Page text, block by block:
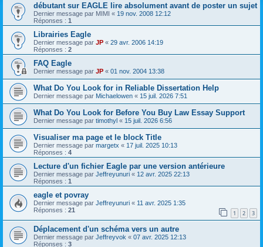
débutant sur EAGLE lire absolument avant de poster un sujet
Dernier message par MIMI « 19 nov. 2008 12:12
Réponses : 1
Librairies Eagle
Dernier message par JP « 29 avr. 2006 14:19
Réponses : 2
FAQ Eagle
Dernier message par JP « 01 nov. 2004 13:38
What Do You Look for in Reliable Dissertation Help
Dernier message par Michaelowen « 15 juil. 2026 7:51
What Do You Look for Before You Buy Law Essay Support
Dernier message par timothyl « 15 juil. 2026 6:56
Visualiser ma page et le block Title
Dernier message par margetx « 17 juil. 2025 10:13
Réponses : 4
Lecture d'un fichier Eagle par une version antérieure
Dernier message par Jeffreyunuri « 12 avr. 2025 22:13
Réponses : 1
eagle et povray
Dernier message par Jeffreyunuri « 11 avr. 2025 1:35
Réponses : 21 1 2 3
Déplacement d'un schéma vers un autre
Dernier message par Jeffreyvok « 07 avr. 2025 12:13
Réponses : 3